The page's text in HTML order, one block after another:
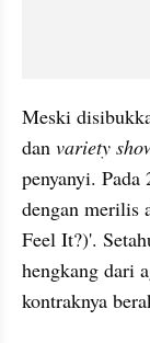
Meski
dan variety
penyanyi. Pada
dengan merilis
Feel It?)'.
hengkang dari
kontraknya